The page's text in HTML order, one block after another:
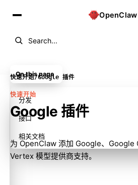
OpenClaw
Search...
快速开始/Google 插件
快速开始
Google 插件
为 OpenClaw 添加 Google、Google
Vertex 模型提供商支持。
On this page
分发
接口
相关文档